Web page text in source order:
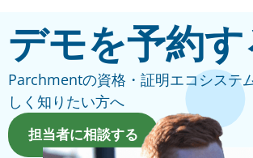
デモを予約す
Parchmentの資格・証明エコシステ
しく知りたい方へ
担当者に相談する